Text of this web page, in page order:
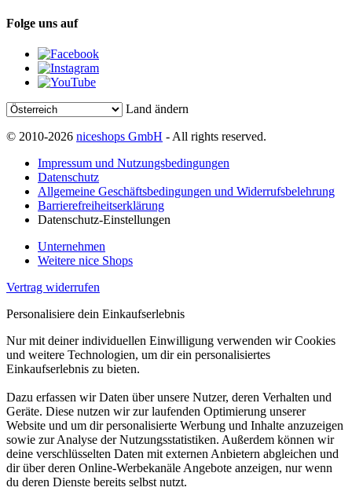
Folge uns auf
Land ändern
© 2010-2026 niceshops GmbH - All rights reserved.
Impressum und Nutzungsbedingungen
Datenschutz
Allgemeine Geschäftsbedingungen und Widerrufsbelehrung
Barrierefreiheitserklärung
Datenschutz-Einstellungen
Unternehmen
Weitere nice Shops
Vertrag widerrufen
Personalisiere dein Einkaufserlebnis
Nur mit deiner individuellen Einwilligung verwenden wir Cookies
und weitere Technologien, um dir ein personalisiertes
Einkaufserlebnis zu bieten.
Dazu erfassen wir Daten über unsere Nutzer, deren Verhalten und
Geräte. Diese nutzen wir zur laufenden Optimierung unserer
Website und um dir personalisierte Werbung und Inhalte anzuzeigen
sowie zur Analyse der Nutzungsstatistiken. Außerdem können wir
deine verschlüsselten Daten mit externen Anbietern abgleichen und
dir über deren Online-Werbekanäle Angebote anzeigen, nur wenn
du deren Dienste bereits selbst nutzt.